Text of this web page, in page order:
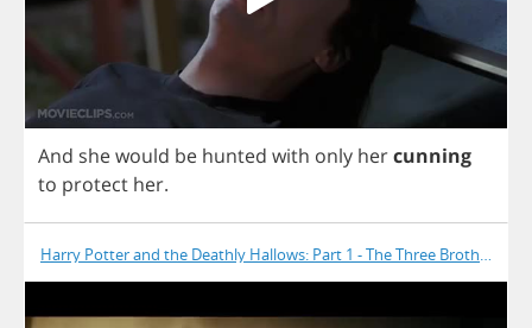
And shewould be hunted with only hercunning
to protect her.
Harry Potter and the Deathly Hallows: Part 1 - The Three Brothers